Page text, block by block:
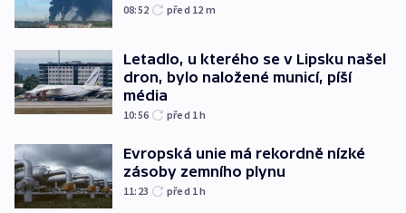
08:52 před 12 m
Letadlo, u kterého se v Lipsku našel
dron, bylo naložené municí, píší
média
10:56 před 1h
Evropská unie má rekordně nízké
zásoby zemního plynu
11:23 před 1h